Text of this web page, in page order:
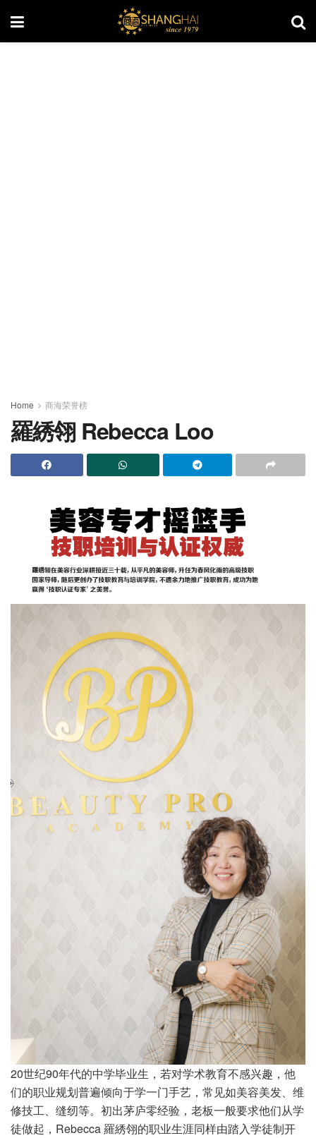
Home 商海荣誉榜
羅綉翎 Rebecca Loo
20世纪90年代的中学毕业生，若对学术教育不感兴趣，他
们的职业规划普遍倾向于学一门手艺，常见如美容美发、维
修技工、缝纫等。初出茅庐零经验，老板一般要求他们从学
徒做起，Rebecca 羅綉翎的职业生涯同样由踏入学徒制开